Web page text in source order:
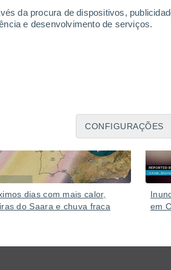
da procura de dispositivos,
e desenvolvimento de serviços.
CONFIGURAÇÕES
dias com mais calor,
do Saara e chuva fraca
em